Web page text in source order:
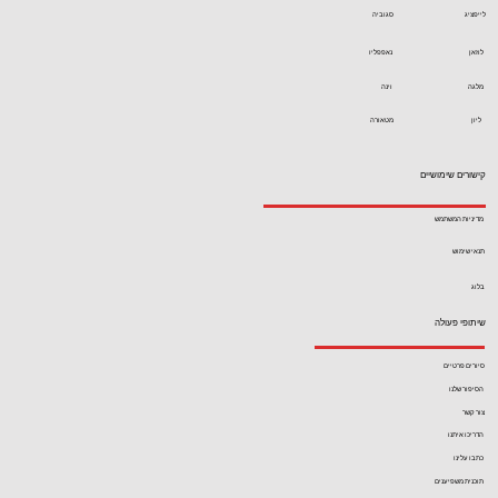
קישורים שימושיים
תנאי שימוש
מדיניות המשתמש
בלוג
שיתופי פעולה
תוכנית משפיענים
הסיפור שלנו
סיורים פרטיים
הדריכו איתנו
כתבו עלינו
צור קשר
נאפפליו לוזאן
סגוביה
מלגה
לייפציג
מטאורה
וינה
ליון